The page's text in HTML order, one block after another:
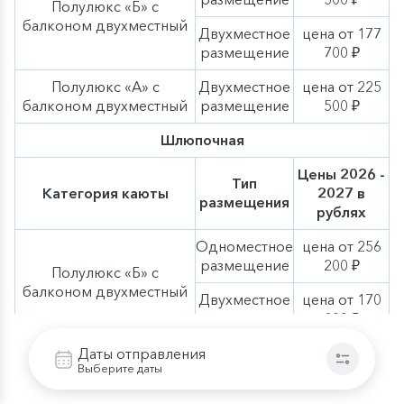
Даты отправления
Выберите даты
Полулюкс «Б» с
балконом двухместный
Двухместное
размещение
цена от 177
700 ₽
Полулюкс «А» с
балконом двухместный
Двухместное
размещение
цена от 225
500 ₽
Шлюпочная
Категория каюты
Тип
размещения
Цены 2026 -
2027 в
рублях
Полулюкс «Б» с
балконом двухместный
Одноместное
размещение
цена от 256
200 ₽
Двухместное
цена от 170
800 ₽
Полулюкс «А» с
балконом двухместный
Двухместное
цена от 218